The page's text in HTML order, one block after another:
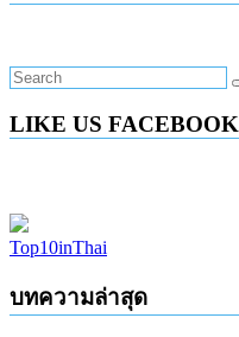
LIKE US FACEBOOK
Top10inThai
บทความล่าสุด